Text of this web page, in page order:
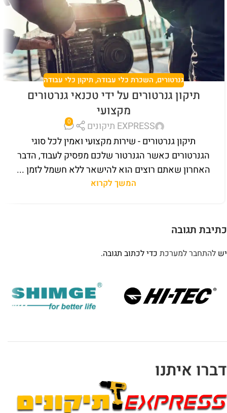
גנרטורים, השכרת כלי עבודה,תיקון כלי עבודה
תיקון גנרטורים על ידי טכנאי גנרטורים
מקצועי
EXPRESS תיקונים 0
תיקון גנרטורים - שירות מקצועי ואמין לכל סוגי
הגנרטורים כאשר הגנרטור שלכם מפסיק לעבוד, הדבר
האחרון שאתם רוצים הוא להישאר ללא חשמל לזמן ...
המשך לקרוא
כתיבת תגובה
יש להתחבר למערכת כדי לכתוב תגובה.
דברו איתנו